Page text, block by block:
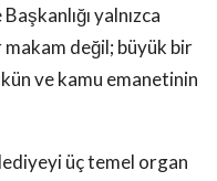
yalnızca
makam değil; büyük bir
ve kamu emanetinin
üç temel organ